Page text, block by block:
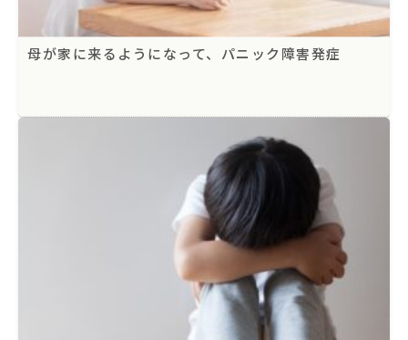
母が家に来るようになって、パニック障害発症